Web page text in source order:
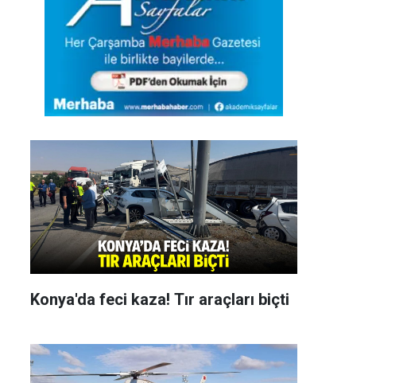
Konya'da feci kaza! Tır araçları biçti